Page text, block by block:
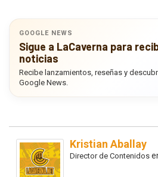
GOOGLE NEWS
Sigue a LaCaverna para
noticias
Recibe lanzamientos, reseñas y
Google News.
Kristian Aballay
Director de Contenidos